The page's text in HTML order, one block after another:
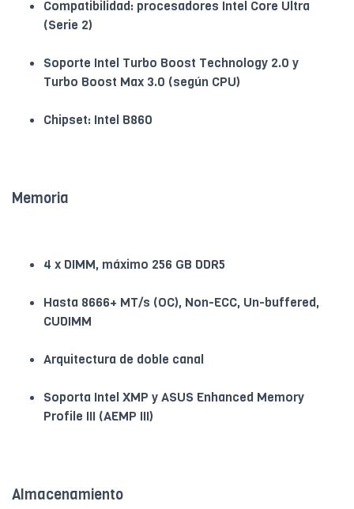
Compatibilidad: procesadores Intel Core Ultra
(Serie 2)
Soporte Intel Turbo Boost Technology 2.0 y
Turbo Boost Max 3.0 (según CPU)
Chipset: Intel B860
Memoria
4 x DIMM, máximo 256 GB DDR5
Hasta 8666+ MT/s (OC), Non-ECC, Un-buffered,
CUDIMM
Arquitectura de doble canal
Soporta Intel XMP y ASUS Enhanced Memory
Profile III (AEMP III)
Almacenamiento